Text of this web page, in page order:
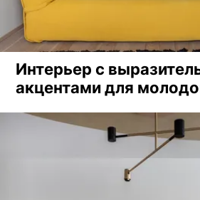
Интерьер с
акцентами для